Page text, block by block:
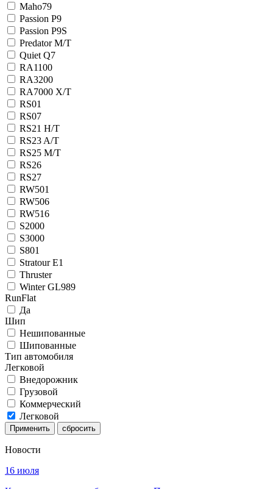
Maho79
Passion P9
Passion P9S
Predator M/T
Quiet Q7
RA1100
RA3200
RA7000 X/T
RS01
RS07
RS21 H/T
RS23 A/T
RS25 M/T
RS26
RS27
RW501
RW506
RW516
S2000
S3000
S801
Stratour E1
Thruster
Winter GL989
RunFlat
Да
Шип
Нешипованные
Шипованные
Тип автомобиля
Легковой
Внедорожник
Грузовой
Коммерческий
Легковой
Применить
Новости
16 июля